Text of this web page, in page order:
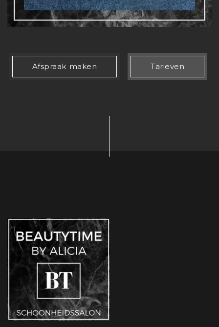
Afspraak maken Tarieven